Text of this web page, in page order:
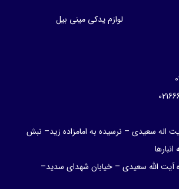
لوازم یدکی مینی بیل
اله سعیدی – نرسیده به امامزاده زید– نبش
آیت الله سعیدی – خیابان شهدای سدید–